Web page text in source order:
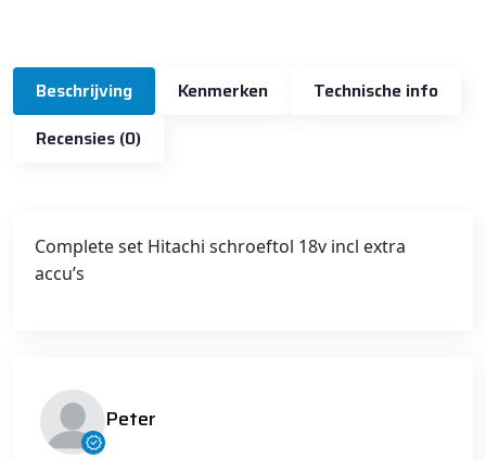
Beschrijving Kenmerken
Technische info
Recensies (0)
Complete set Hitachi schroeftol 18v incl extra
accu’s
Peter